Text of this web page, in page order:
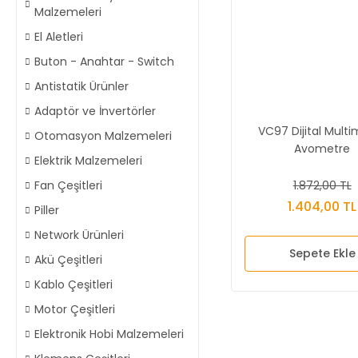
Malzemeleri
El Aletleri
Buton - Anahtar - Switch
Antistatik Ürünler
Adaptör ve İnvertörler
Otomasyon Malzemeleri
Elektrik Malzemeleri
Fan Çeşitleri
Piller
Network Ürünleri
Akü Çeşitleri
Kablo Çeşitleri
Motor Çeşitleri
Elektronik Hobi Malzemeleri
VC97 Dijital
Avometre
1.872,00 TL
1.404,00 TL
Sepete Ekle